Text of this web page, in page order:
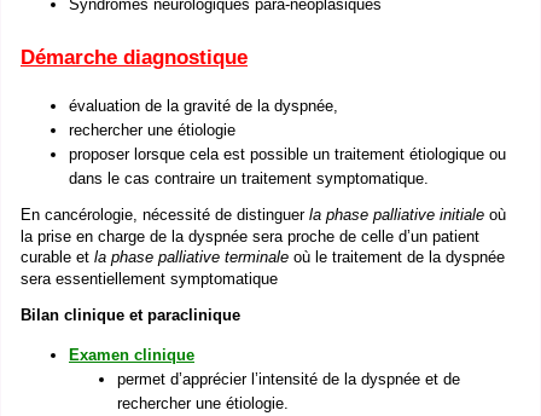
Syndromes neurologiques para-néoplasiques
Démarche diagnostique
évaluation de la gravité de la dyspnée,
rechercher une étiologie
proposer lorsque cela est possible un traitement étiologique ou
dans le cas contraire un traitement symptomatique.
En cancérologie, nécessité de distinguer la phase palliative initiale où
la prise en charge de la dyspnée sera proche de celle d’un patient
curable et la phase palliative terminale où le traitement de la dyspnée
sera essentiellement symptomatique
Bilan clinique et paraclinique
Examen clinique
permet d’apprécier l’intensité de la dyspnée et de
rechercher une étiologie.